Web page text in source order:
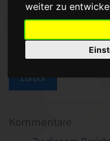
weiter zu
Tabellenspitze.Widermals
"Entscheidungsspiel"
gewonnen.Entstand4:6
Zurück
Kommentare